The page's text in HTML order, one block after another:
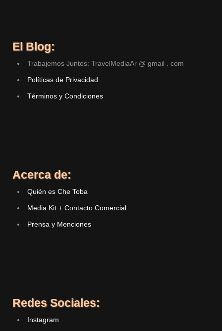
El Blog:
Trabajemos Juntos: TravelMediaAr @ gmail . com
Políticas de Privacidad
Términos y Condiciones
Acerca de:
Quién es Che Toba
Media Kit + Contacto Comercial
Prensa y Menciones
Redes Sociales:
Instagram